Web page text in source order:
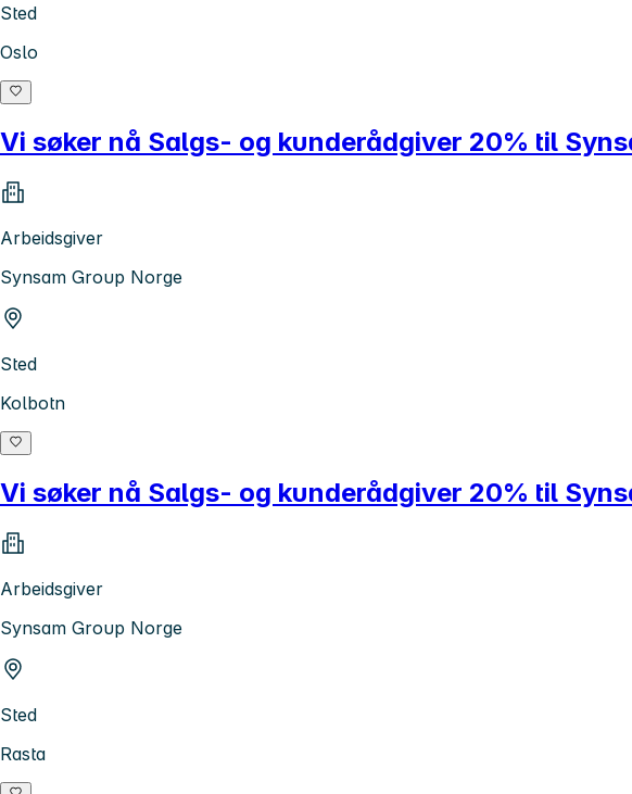
Sted
Oslo
Vi søker nå Salgs- og kunderådgiver 20% til
Arbeidsgiver
Synsam Group Norge
Sted
Kolbotn
Vi søker nå Salgs- og kunderådgiver 20% til
Arbeidsgiver
Synsam Group Norge
Sted
Rasta